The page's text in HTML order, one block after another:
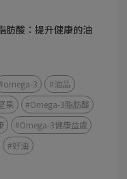
肪酸：提升健康的油
#omega-3
#油品
果
#Omega-3脂肪酸
#Omega-3健康益處
#好油